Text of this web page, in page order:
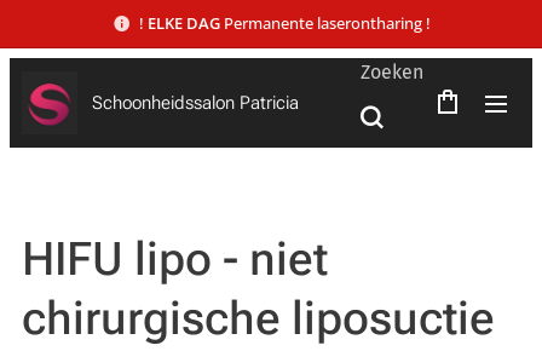
! ELKE DAGPermanente laserontharing !
Schoonheidssalon Patricia
Zoeken
HIFU lipo - niet
chirurgische liposuctie